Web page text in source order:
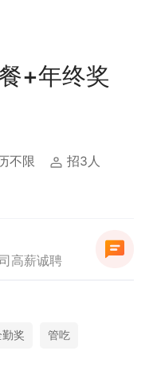
+年终奖
不限 招3人
高薪诚聘
勤奖 管吃